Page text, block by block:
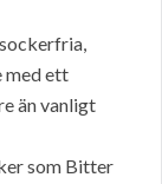
med ett
än vanligt
som Bitter